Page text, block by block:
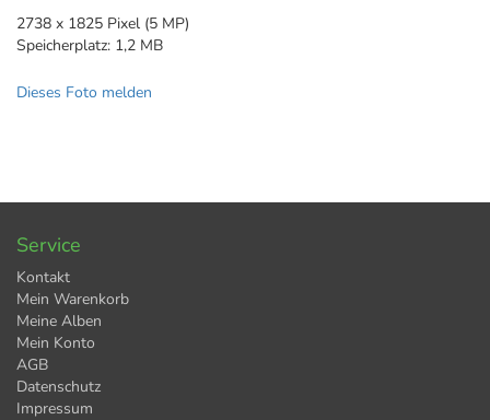
2738 x 1825 Pixel (5 MP)
Speicherplatz: 1,2 MB
Dieses Foto melden
Service
Kontakt
Mein Warenkorb
Meine Alben
Mein Konto
AGB
Datenschutz
Impressum